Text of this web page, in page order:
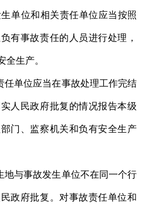
和相关责任单位应当按照
有事故责任的人员进行处理，
全生产。
位应当在事故处理工作完结
人民政府批复的情况报告本级
门、监察机关和负有安全生产
事故发生单位不在同一个行
政府批复。对事故责任单位和